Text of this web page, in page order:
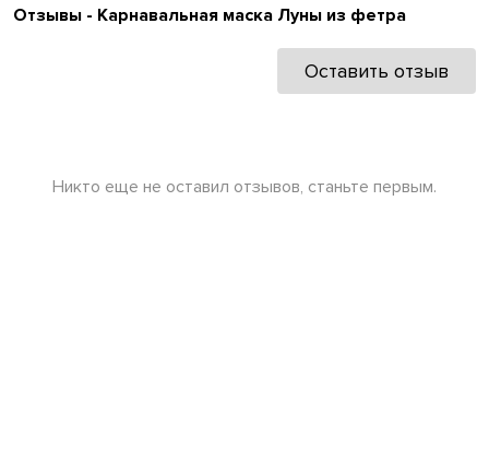
Отзывы - Карнавальная маска Луны из фетра
Оставить отзыв
Никто еще не оставил отзывов, станьте первым.